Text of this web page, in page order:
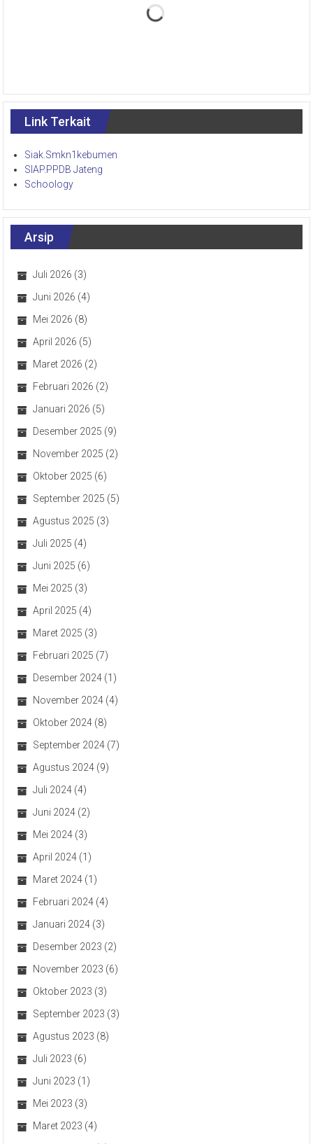
Link Terkait
Siak.Smkn1kebumen
SIAP.PPDB Jateng
Schoology
Arsip
Juli 2026 (3)
Juni 2026 (4)
Mei 2026 (8)
April 2026 (5)
Maret 2026 (2)
Februari 2026 (2)
Januari 2026 (5)
Desember 2025 (9)
November 2025 (2)
Oktober 2025 (6)
September 2025 (5)
Agustus 2025 (3)
Juli 2025 (4)
Juni 2025 (6)
Mei 2025 (3)
April 2025 (4)
Maret 2025 (3)
Februari 2025 (7)
Desember 2024 (1)
November 2024 (4)
Oktober 2024 (8)
September 2024 (7)
Agustus 2024 (9)
Juli 2024 (4)
Juni 2024 (2)
Mei 2024 (3)
April 2024 (1)
Maret 2024 (1)
Februari 2024 (4)
Januari 2024 (3)
Desember 2023 (2)
November 2023 (6)
Oktober 2023 (3)
September 2023 (3)
Agustus 2023 (8)
Juli 2023 (6)
Juni 2023 (1)
Mei 2023 (3)
Maret 2023 (4)